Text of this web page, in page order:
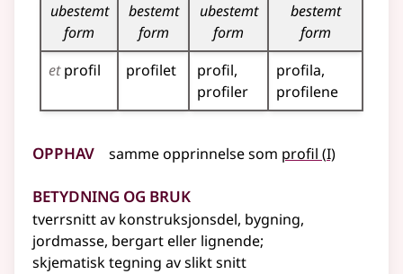
ubestemt
form
bestemt
form
ubestemt
form
bestemt
form
etprofil profilet
profil
profiler
profila
profilene
Opphav samme opprinnelse som profil (1
I)
Betydning og bruk
tverrsnitt av konstruksjonsdel, bygning,
jordmasse, bergarteller lignende;
skjematisk tegning av slikt snitt